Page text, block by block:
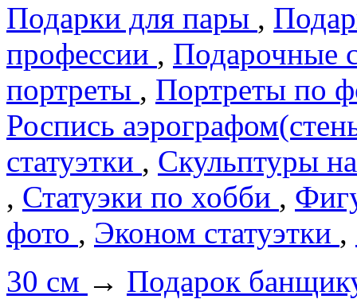
Подарки для пары ,
профеcсии , Подарочные
портреты , Портреты по
Роспись
статуэтки , Скульптуры
, Статуэки по хобби ,
фото , Эконом статуэтки ,
30 см → Подарок